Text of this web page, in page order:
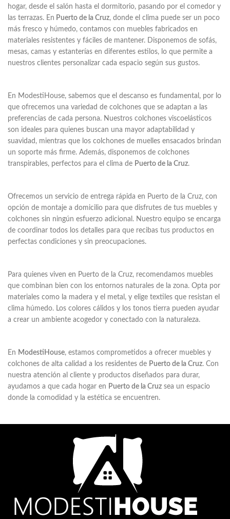
hogar, desde el salón hasta el dormitorio, pasando por el comedor y
las terrazas. En Puerto de la Cruz, donde el clima puede ser un poco
más fresco y húmedo, contamos con muebles fabricados en
materiales resistentes y fáciles de mantener. Disponemos de sofás,
mesas, camas y estanterías en diferentes estilos, lo que permite a
nuestros clientes personalizar cada espacio según sus gustos.
En ModestiHouse, sabemos que el descanso es fundamental, por lo
que ofrecemos una variedad de colchones que se adaptan a las
preferencias de cada persona. Nuestros colchones viscoelásticos
son ideales para quienes buscan una mayor adaptabilidad y
suavidad, mientras que los colchones de muelles ensacados brindan
un soporte más firme. Además, disponemos de colchones
transpirables, perfectos para el clima de Puerto de la Cruz.
Ofrecemos un servicio de entrega rápida en Puerto de la Cruz, con
opción de montaje a domicilio para que disfrutes de tus muebles y
colchones sin ningún esfuerzo adicional. Nuestro equipo se encarga
de coordinar todos los detalles para que recibas tus productos en
perfectas condiciones y sin preocupaciones.
Para quienes viven en Puerto de la Cruz, recomendamos muebles
que combinan bien con los entornos naturales de la zona. Opta por
materiales como la madera y el metal, y elige textiles que resistan el
clima húmedo. Los colores cálidos y los tonos tierra pueden ayudar
a crear un ambiente acogedor y conectado con la naturaleza.
En ModestiHouse, estamos comprometidos a ofrecer muebles y
colchones de alta calidad a los residentes de Puerto de la Cruz. Con
nuestra atención al cliente y productos diseñados para durar,
ayudamos a que cada hogar en Puerto de la Cruz sea un espacio
donde la comodidad y la estética se encuentren.